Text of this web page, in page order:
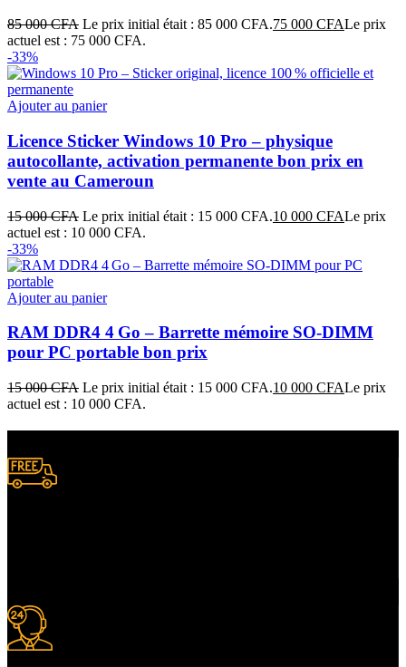
85 000CFA Le prix initial était : 85 000 CFA.75 000 CFALe prix
actuel est : 75 000 CFA.
-33%
Ajouter au panier
Licence Sticker Windows 10 Pro – physique
autocollante, activation permanente bon prix en
vente au Cameroun
15 000CFA Le prix initial était : 15 000 CFA.10 000 CFALe prix
actuel est : 10 000 CFA.
-33%
Ajouter au panier
RAM DDR4 4 Go – Barrette mémoire SO‑DIMM
pour PC portable bon prix
15 000CFA Le prix initial était : 15 000 CFA.10 000 CFALe prix
actuel est : 10 000 CFA.